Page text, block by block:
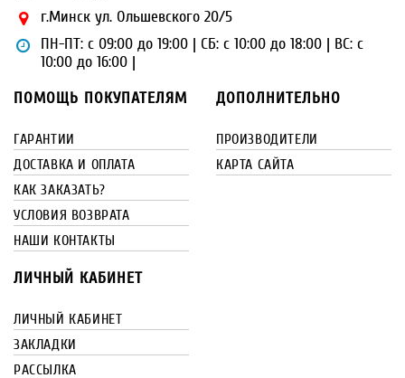
г.Минск ул. Ольшевского 20/5
ПН-ПТ: с 09:00 до 19:00 | СБ: с 10:00 до 18:00 | ВС: с
10:00 до 16:00 |
ПОМОЩЬ ПОКУПАТЕЛЯМ
ГАРАНТИИ
ДОСТАВКА И ОПЛАТА
КАК ЗАКАЗАТЬ?
УСЛОВИЯ ВОЗВРАТА
НАШИ КОНТАКТЫ
ДОПОЛНИТЕЛЬНО
ПРОИЗВОДИТЕЛИ
КАРТА САЙТА
ЛИЧНЫЙ КАБИНЕТ
ЛИЧНЫЙ КАБИНЕТ
ЗАКЛАДКИ
РАССЫЛКА